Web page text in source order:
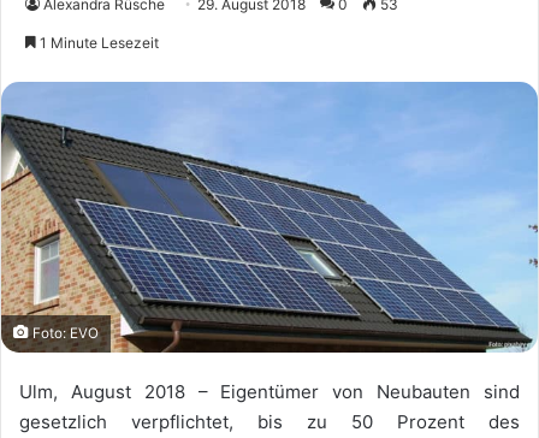
Alexandra Rüsche 29. August 2018 0 53
1 Minute Lesezeit
Foto: EVO
Ulm, August 2018 – Eigentümer von Neubauten sind
gesetzlich verpflichtet, bis zu 50 Prozent des